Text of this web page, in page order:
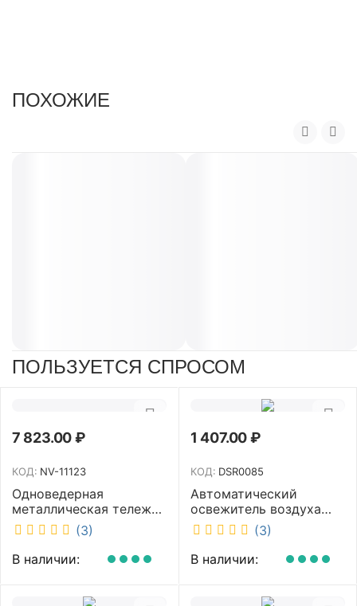
ПОХОЖИЕ
ПОЛЬЗУЕТСЯ СПРОСОМ
7 823.00₽
КОД: NV-11123
Одноведерная
металлическая тележка
с отжимом и корзинкой
под химию NV 23 л NV-
11123
(3)
В наличии:
1 407.00₽
КОД: DSR0085
Автоматический
освежитель воздуха
DISCOVER белый
DSR0085
(3)
В наличии: